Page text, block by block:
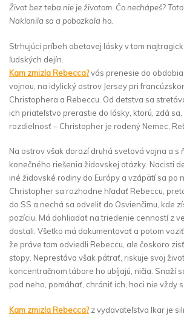
Život bez teba nie je životom. Čo nechápeš? Toto
Naklonila sa a pobozkala ho.
Strhujúci príbeh obetavej lásky v tom
ľudských dejín.
Kam zmizla Rebecca?vás prenesie do
vojnou, na idylický ostrov Jersey pri
Christophera a Rebeccu. Od detstva sa
ich priateľstvo prerastie do lásky, ktorú, zdá sa,
rozdielnosť – Christopher je rodený Nemec,
Na ostrov však dorazí druhá svetová vojna a s
konečného riešenia židovskej otázky. Nacisti
iné židovské rodiny do Európy a vzápätí sa po
Christopher sa rozhodne hľadať Rebeccu,
do SS a nechá sa odveliť do Osvienčimu, kde
pozíciu. Má dohliadať na triedenie cenností z
dostali. Všetko má dokumentovať a potom voziť
že práve tam odviedli Rebeccu, ale čoskoro
stopy. Neprestáva však pátrať, riskuje svoj
koncentračnom tábore ho ubíjajú, ničia. Snaží
pod neho, pomáhať, chrániť ich, hoci nie vždy
Kam zmizla Rebecca?z vydavateľstva Ikar je